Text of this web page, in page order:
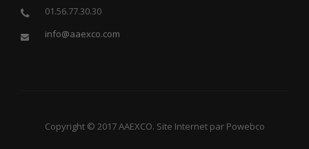
01.56.77.30.30
info@aaexco.com
Copyright © 2017 AAEXCO. Site Internet par Powebco